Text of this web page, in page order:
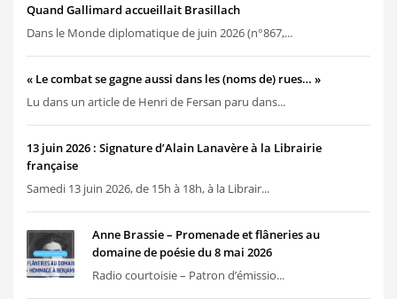
Quand Gallimard accueillait Brasillach
Dans le Monde diplomatique de juin 2026 (n°867,...
« Le combat se gagne aussi dans les (noms de) rues… »
Lu dans un article de Henri de Fersan paru dans...
13 juin 2026 : Signature d’Alain Lanavère à la Librairie
française
Samedi 13 juin 2026, de 15h à 18h, à la Librair...
Anne Brassie – Promenade et flâneries au
domaine de poésie du 8 mai 2026
Radio courtoisie – Patron d’émissio...